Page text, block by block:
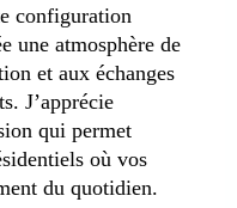
configuration
une atmosphère de
et aux échanges
J’apprécie
qui permet
où vos
du quotidien.